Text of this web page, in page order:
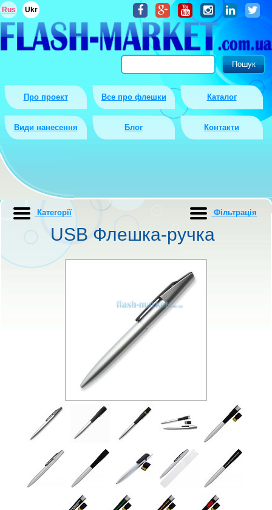
Про проект Все про флешки Каталог
Види нанесення Блог Контакти
Rus Ukr
USB Флешка-ручка
Категорії Фiльтрацiя